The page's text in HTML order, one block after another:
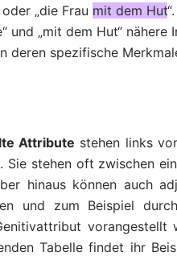
oder „die Frau mit dem Hut
und „mit dem Hut“
deren spezifische
Attribute stehen links
stehen oft zwischen
hinaus können auch
und zum Beispiel
vorangestellt
Tabelle findet ihr